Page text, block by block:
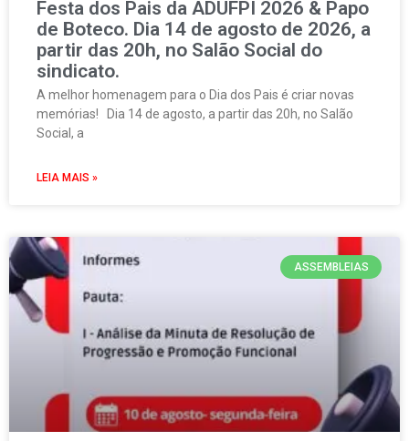
Festa dos Pais da ADUFPI 2026 & Papo
de Boteco. Dia 14 de agosto de 2026, a
partir das 20h, no Salão Social do
sindicato.
A melhor homenagem para o Dia dos Pais é criar novas
memórias! Dia 14 de agosto, a partir das 20h, no Salão
Social, a
LEIA MAIS »
ASSEMBLEIAS